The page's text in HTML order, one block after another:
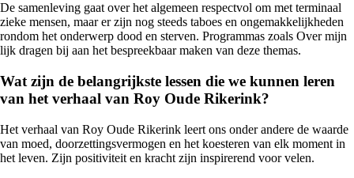
De samenleving gaat over het algemeen respectvol om met terminaal
zieke mensen, maar er zijn nog steeds taboes en ongemakkelijkheden
rondom het onderwerp dood en sterven. Programmas zoals Over mijn
lijk dragen bij aan het bespreekbaar maken van deze themas.
Wat zijn de belangrijkste lessen die we kunnen leren
van het verhaal van Roy Oude Rikerink?
Het verhaal van Roy Oude Rikerink leert ons onder andere de waarde
van moed, doorzettingsvermogen en het koesteren van elk moment in
het leven. Zijn positiviteit en kracht zijn inspirerend voor velen.